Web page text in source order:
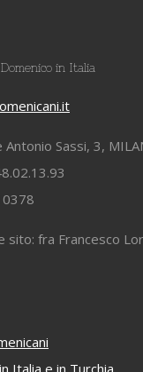
in Italia
Antonio Sassi, 3,
sito: fra Francesco
Italia e in Turchia